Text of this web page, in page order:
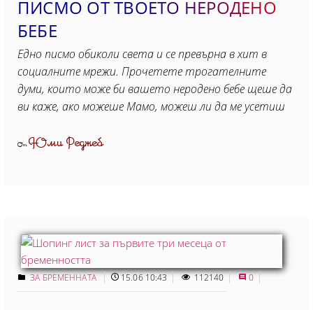
ПИСМО ОТ ТВОЕТО НЕРОДЕНО
БЕБЕ
Едно писмо обиколи света и се превърна в хит в
социалните мрежи. Прочетете трогателните
думи, които може би вашето неродено бебе щеше да
ви каже, ако можеше Мамо, можеш ли да ме усетиш
ОтЮми Реджеб
ЗА БРЕМЕННАТА 15.06 10:43 112140 0